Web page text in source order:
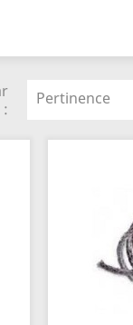
:
Pertinence